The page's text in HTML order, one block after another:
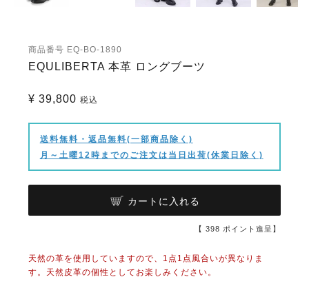
商品番号 EQ-BO-1890
EQULIBERTA 本革 ロングブーツ
¥ 39,800 税込
送料無料・返品無料(一部商品除く)
月～土曜12時までのご注文は当日出荷(休業日除く)
カートに入れる
【 398 ポイント進呈】
天然の革を使用していますので、1点1点風合いが異なりま
す。天然皮革の個性としてお楽しみください。